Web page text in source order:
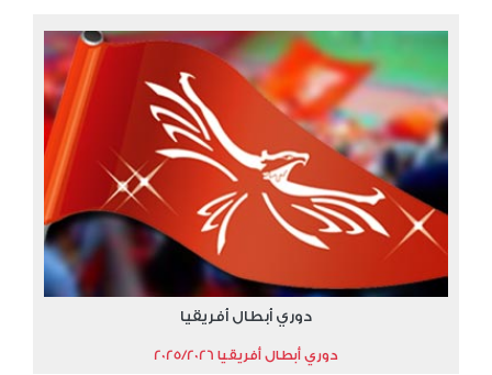
دوري أبطال أفريقيا
دوري أبطال أفريقيا 2025/2026